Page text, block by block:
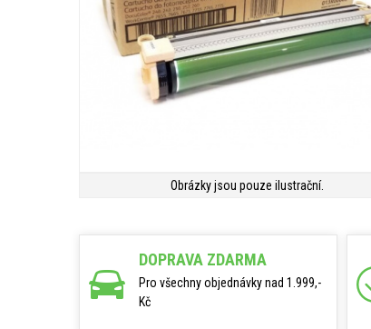
Obrázky jsou pouze ilustrační.
DOPRAVA ZDARMA
Pro všechny objednávky nad 1.999,-
Kč